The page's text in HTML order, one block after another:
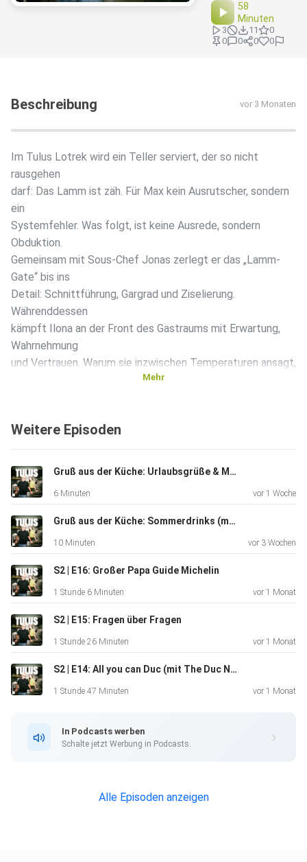
58
Minuten
3 11
0
0
0 0 0
Beschreibung vor 3 Monaten
Im Tulus Lotrek wird ein Teller serviert, der so nicht
rausgehen
darf: Das Lamm ist zäh. Für Max kein Ausrutscher, sondern
ein
Systemfehler. Was folgt, ist keine Ausrede, sondern
Obduktion.
Gemeinsam mit Sous-Chef Jonas zerlegt er das „Lamm-
Gate“ bis ins
Detail: Schnittführung, Gargrad und Ziselierung.
Währenddessen
kämpft Ilona an der Front des Gastraums mit Erwartung,
Wahrnehmung
und Vertrauen. Warum sie inzwischen Temperaturen ansagt,
plötzlich zum Streitfall wird - das alles hört ihr in dieser
* Du möchtest mehr über unsere Werbepartner erfahren?
Hier findest
du alle Infos & Rabatte: https://linktr.ee/TulusPodcast Du
möchtest Werbung in diesem Podcast schalten? Dann
erfahre hier mehr
https://www.seven.one/portfolio/sevenone-audio
Mehr
Weitere Episoden
Gruß aus der Küche: Urlaubsgrüße & Menü-Preview aus Spanien
6 Minuten vor 1 Woche
Gruß aus der Küche: Sommerdrinks (mit Felix Fuchs)
10 Minuten vor 3 Wochen
S2 | E16: Großer Papa Guide Michelin
1 Stunde 6 Minuten vor 1 Monat
S2 | E15: Fragen über Fragen
1 Stunde 26 Minuten vor 1 Monat
S2 | E14: All you can Duc (mit The Duc Ngo)
1 Stunde 47 Minuten vor 1 Monat
In Podcasts werben
Schalte jetzt Werbung in Podcasts.
Alle Episoden anzeigen